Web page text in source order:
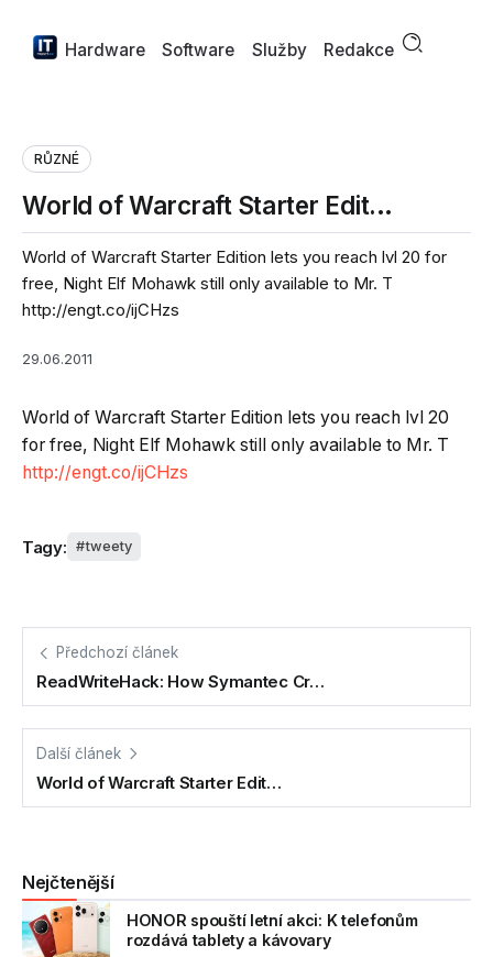
Hardware Software Služby Redakce
RŮZNÉ
World of Warcraft Starter Edit…
World of Warcraft Starter Edition lets you reach lvl 20 for
free, Night Elf Mohawk still only available to Mr. T
http://engt.co/ijCHzs
29.06.2011
World of Warcraft Starter Edition lets you reach lvl 20
for free, Night Elf Mohawk still only available to Mr. T
http://engt.co/ijCHzs
Tagy: tweety
Předchozí článek
ReadWriteHack: How Symantec Cr…
Další článek
World of Warcraft Starter Edit…
Nejčtenější
HONOR spouští letní akci: K telefonům
rozdává tablety a kávovary